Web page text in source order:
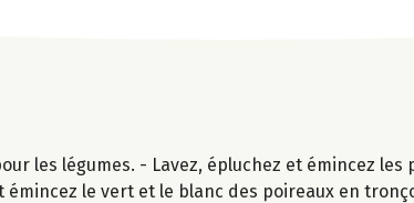
les légumes. - Lavez, épluchez et émincez
émincez le vert et le blanc des poireaux en